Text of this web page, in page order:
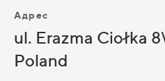
Адрес
ul. Erazma Ciołka
Poland